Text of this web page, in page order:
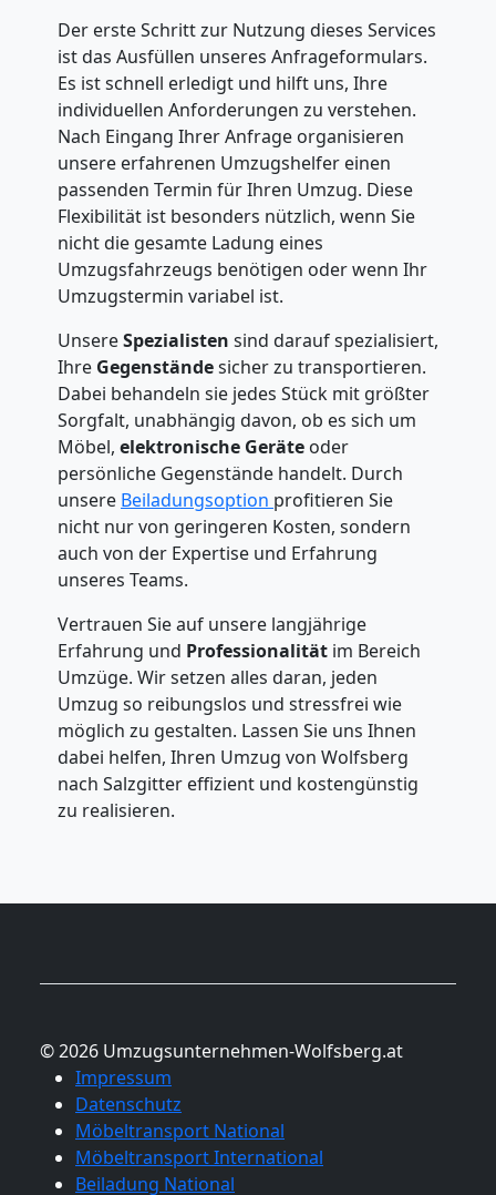
Der erste Schritt zur Nutzung dieses Services
ist das Ausfüllen unseres Anfrageformulars.
Es ist schnell erledigt und hilft uns, Ihre
individuellen Anforderungen zu verstehen.
Nach Eingang Ihrer Anfrage organisieren
unsere erfahrenen Umzugshelfer einen
passenden Termin für Ihren Umzug. Diese
Flexibilität ist besonders nützlich, wenn Sie
nicht die gesamte Ladung eines
Umzugsfahrzeugs benötigen oder wenn Ihr
Umzugstermin variabel ist.
UnsereSpezialisten sind darauf spezialisiert,
Ihre Gegenständesicher zu transportieren.
Dabei behandeln sie jedes Stück mit größter
Sorgfalt, unabhängig davon, ob es sich um
Möbel, elektronische Geräte oder
persönliche Gegenstände handelt. Durch
unsere Beiladungsoption profitieren Sie
nicht nur von geringeren Kosten, sondern
auch von der Expertise und Erfahrung
unseres Teams.
Vertrauen Sie auf unsere langjährige
Erfahrung und Professionalität im Bereich
Umzüge. Wir setzen alles daran, jeden
Umzug so reibungslos und stressfrei wie
möglich zu gestalten. Lassen Sie uns Ihnen
dabei helfen, Ihren Umzug von Wolfsberg
nach Salzgitter effizient und kostengünstig
zu realisieren.
© 2026 Umzugsunternehmen-Wolfsberg.at
Impressum
Datenschutz
Möbeltransport National
Möbeltransport International
Beiladung National